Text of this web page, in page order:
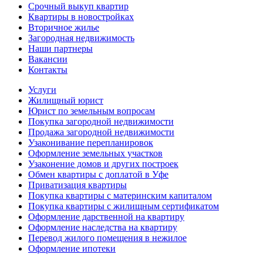
Срочный выкуп квартир
Квартиры в новостройках
Вторичное жилье
Загородная недвижимость
Наши партнеры
Вакансии
Контакты
Услуги
Жилищный юрист
Юрист по земельным вопросам
Покупка загородной недвижимости
Продажа загородной недвижимости
Узаконивание перепланировок
Оформление земельных участков
Узаконение домов и других построек
Обмен квартиры с доплатой в Уфе
Приватизация квартиры
Покупка квартиры с материнским капиталом
Покупка квартиры с жилищным сертификатом
Оформление дарственной на квартиру
Оформление наследства на квартиру
Перевод жилого помещения в нежилое
Оформление ипотеки